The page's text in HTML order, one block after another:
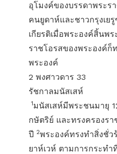
อุโมงค์ของบรรดาพระร
คนยูดาห์และชาวกรุงเย
เกียรติเมื่อพระองค์สิ้นพ
ราชโอรสของพระองค์
พระองค์
2 พงศาวดาร 33
รัชกาลมนัสเสห์
1มนัสเสห์มีพระชนมายุ
กษัตริย์ และทรงครองรา
ปี 2พระองค์ทรงทำสิ่งชั่ว
ยาห์เวห์ ตามการกระทำ